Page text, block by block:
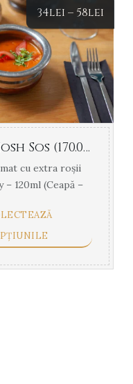
34lei – 58lei
Rogan Josh Sos (170.00 g)
cu extra roșii
– 120ml (Ceapă –